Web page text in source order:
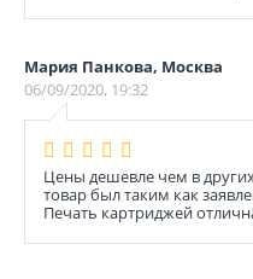
Мария Панкова, Москва
06/09/2020, 19:32
Цены дешевле чем в
товар был таким как
Печать картриджей